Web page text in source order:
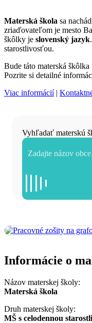
Materská škola sa
zriaďovateľom je mesto
škôlky je slovenský jazyk
starostlivosťou.
Bude táto materská
Pozrite si detailné
Viac informácií|
Vyhľadať materskú
Informácie o
Názov materskej školy:
Materská škola
Druh materskej školy:
MŠ s celodennou